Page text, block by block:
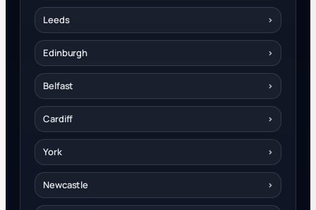
Leeds ›
Edinburgh ›
Belfast ›
Cardiff ›
York ›
Newcastle ›